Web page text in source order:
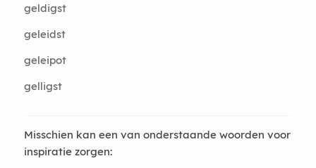
geldigst
geleidst
geleipot
gelligst
Misschien kan een van onderstaande woorden voor
inspiratie zorgen: